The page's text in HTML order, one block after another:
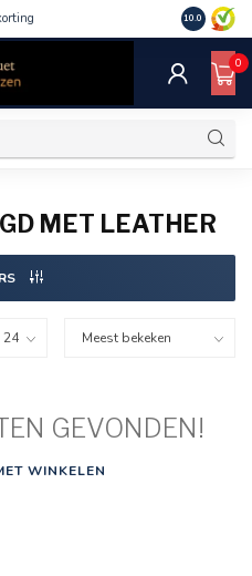
10.0
0
MET LEATHER
GEVONDEN!
WINKELEN